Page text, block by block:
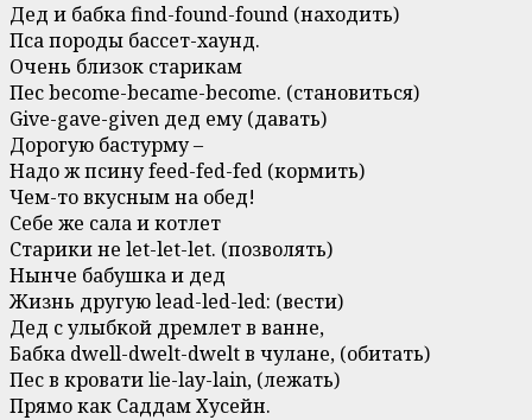
Дед и бабка find-found-found (находить)
Пса породы бассет-хаунд.
Очень близок старикам
Пес become-became-become. (становиться)
Give-gave-given дед ему (давать)
Дорогую бастурму –
Надо ж псину feed-fed-fed (кормить)
Чем-то вкусным на обед!
Себе же сала и котлет
Старики не let-let-let. (позволять)
Нынче бабушка и дед
Жизнь другую lead-led-led: (вести)
Дед с улыбкой дремлет в ванне,
Бабка dwell-dwelt-dwelt в чулане, (обитать)
Пес в кровати lie-lay-lain, (лежать)
Прямо как Саддам Хусейн.